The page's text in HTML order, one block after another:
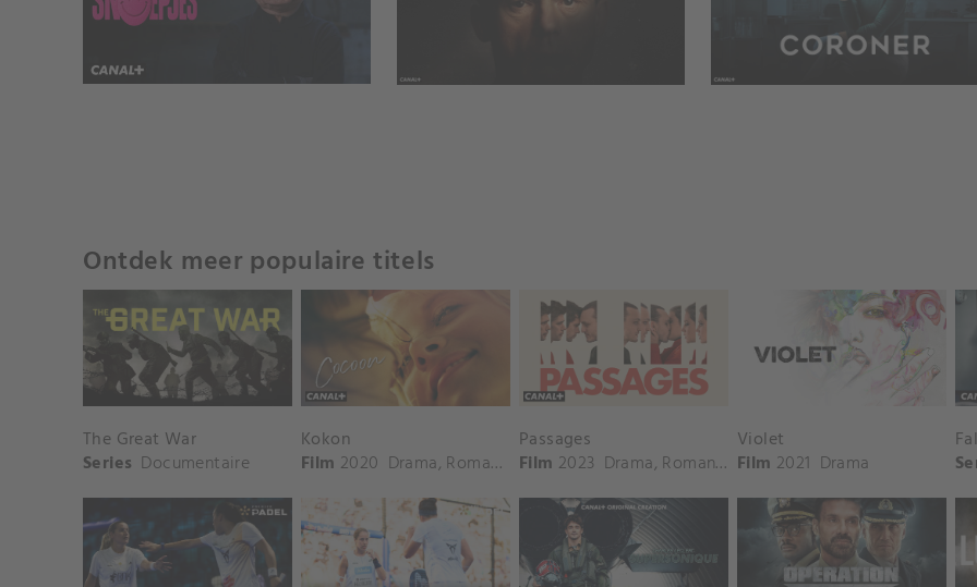
Ontdek meer populaire titels
The Great War
Series Documentaire
Kokon
Film 2020 Drama, Romantiek
Passages
Film 2023 Drama, Romantiek
Violet
Film 2021 Drama